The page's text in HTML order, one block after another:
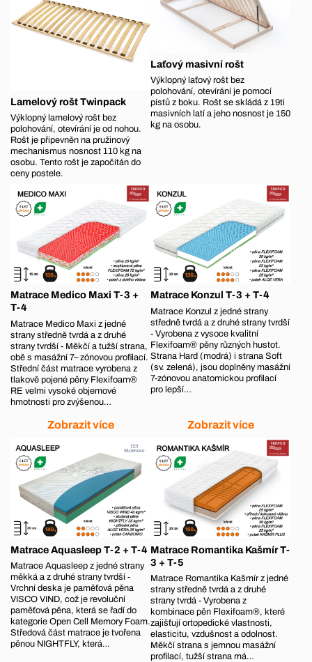
Lamelový rošt Twinpack
Výklopný lamelový rošt bez
polohování, otevírání je od nohou.
Rošt je připevněn na pružinový
mechanismus nosnost 110 kg na
osobu. Tento rošt je započítán do
ceny postele.
Laťový masivní rošt
Výklopný laťový rošt bez
polohování, otevírání je pomocí
pístů z boku. Rošt se skládá z 19ti
masivních latí a jeho nosnost je 150
kg na osobu.
Matrace Medico Maxi T-3 +
T-4
Matrace Medico Maxi z jedné
strany středně tvrdá a z druhé
strany tvrdší - Měkčí a tužší strana,
obě s masážní 7– zónovou profilací.
Střední část matrace vyrobena z
tlakově pojené pěny Flexifoam®
RE velmi vysoké objemové
hmotnosti pro zvýšenou…
Zobrazit více
Matrace Konzul T-3 + T-4
Matrace Konzul z jedné strany
středně tvrdá a z druhé strany tvrdší
- Vyrobena z vysoce kvalitní
Flexifoam® pěny různých hustot.
Strana Hard (modrá) i strana Soft
(sv. zelená), jsou doplněny masážní
7-zónovou anatomickou profilací
pro lepší…
Zobrazit více
Matrace Aquasleep T-2 + T-4
Matrace Aquasleep z jedné strany
měkká a z druhé strany tvrdší -
Vrchní deska je paměťová pěna
VISCO VIND, což je revoluční
paměťová pěna, která se řadí do
kategorie Open Cell Memory Foam.
Středová část matrace je tvořena
pěnou NIGHTFLY, která…
Matrace Romantika Kašmír T-
3 + T-5
Matrace Romantika Kašmír z jedné
strany středně tvrdá a z druhé
strany tvrdá - Vyrobena z
kombinace pěn Flexifoam®, které
zajišťují ortopedické vlastnosti,
elasticitu, vzdušnost a odolnost.
Měkčí strana s jemnou masážní
profilací, tužší strana má…